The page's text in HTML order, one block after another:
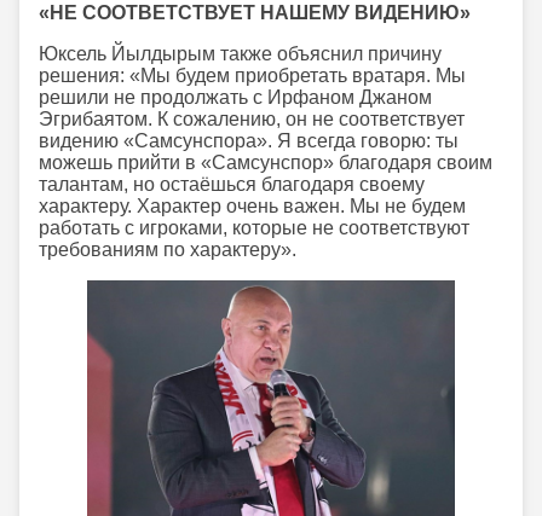
«НЕ СООТВЕТСТВУЕТ НАШЕМУ ВИДЕНИЮ»
Юксель Йылдырым также объяснил причину
решения: «Мы будем приобретать вратаря. Мы
решили не продолжать с Ирфаном Джаном
Эгрибаятом. К сожалению, он не соответствует
видению «Самсунспора». Я всегда говорю: ты
можешь прийти в «Самсунспор» благодаря своим
талантам, но остаёшься благодаря своему
характеру. Характер очень важен. Мы не будем
работать с игроками, которые не соответствуют
требованиям по характеру».